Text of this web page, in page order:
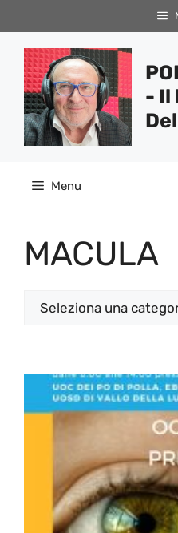
al
contenuto
- Il
Menu
MACULA
Categorie